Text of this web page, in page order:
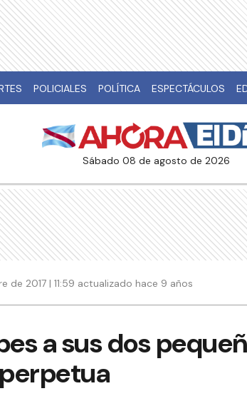
POLICIALES POLÍTICA ESPECTÁCULOS
sábado 08 de agosto de 2026
de 2017 | 11:59 actualizado hace 9 años
a sus dos